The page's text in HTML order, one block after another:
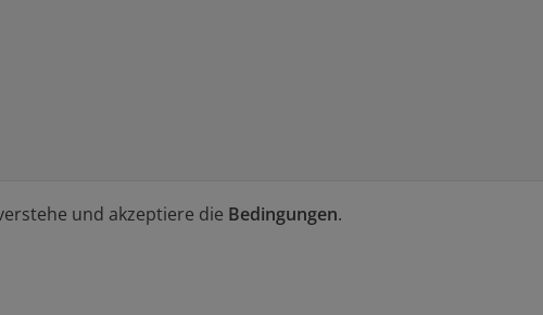
und akzeptiere die Bedingungen.